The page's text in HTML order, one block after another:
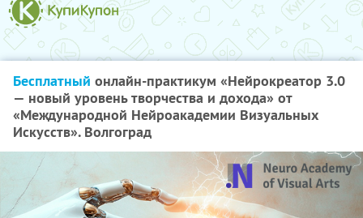
Бесплатный онлайн-практикум «Нейрокреатор 3.0
— новый уровень творчества и дохода» от
«Международной Нейроакадемии Визуальных
Искусств». Волгоград